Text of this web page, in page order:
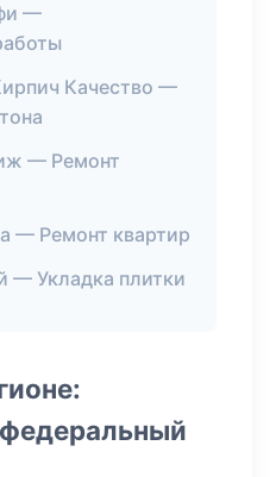
—
Качество —
— Ремонт
— Ремонт квартир
— Укладка плитки